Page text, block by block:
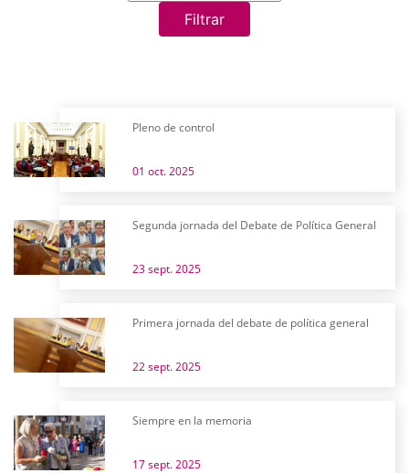
Filtrar
Pleno de control
01 oct. 2025
Segunda jornada del Debate de Política General
23 sept. 2025
Primera jornada del debate de política general
22 sept. 2025
Siempre en la memoria
17 sept. 2025